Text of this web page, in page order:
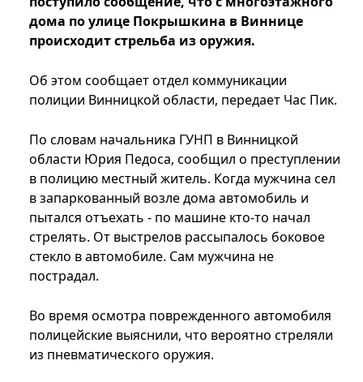
дома по улице Покрышкина в Виннице
происходит стрельба из оружия.
Об этом сообщает отдел коммуникации
полиции Винницкой области, передает Час Пик.
По словам начальника ГУНП в Винницкой
области Юрия Педоса, сообщил о преступлении
в полицию местный житель. Когда мужчина сел
в запаркованный возле дома автомобиль и
пытался отъехать - по машине кто-то начал
стрелять. От выстрелов рассыпалось боковое
стекло в автомобиле. Сам мужчина не
пострадал.
Во время осмотра поврежденного автомобиля
полицейские выяснили, что вероятно стреляли
из пневматического оружия.